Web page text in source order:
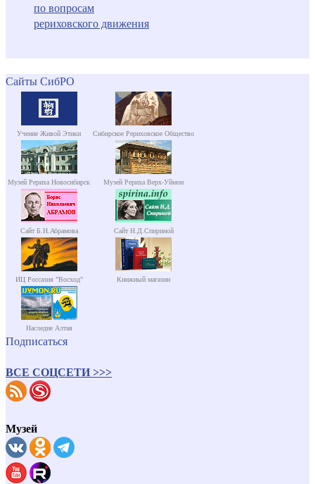
по вопросам
рериховского движения
Сайты СибРО
Учение Живой Этики Сибирское Рериховское Общество
Музей Рериха Новосибирск Музей Рериха Верх-Уймон
Сайт Б.Н.Абрамова Сайт Н.Д.Спириной
ИЦ Россазия "Восход" Книжный магазин
Наследие Алтая
Подписаться
ВСЕ СОЦСЕТИ >>>
Музей